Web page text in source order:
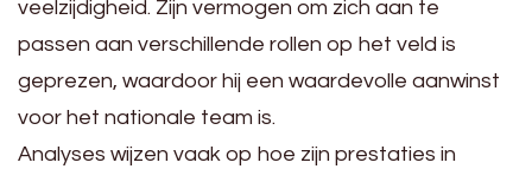
veelzijdigheid. Zijn vermogen om zich aan te
passen aan verschillende rollen op het veld is
geprezen, waardoor hij een waardevolle aanwinst
voor het nationale team is.
Analyses wijzen vaak op hoe zijn prestaties in